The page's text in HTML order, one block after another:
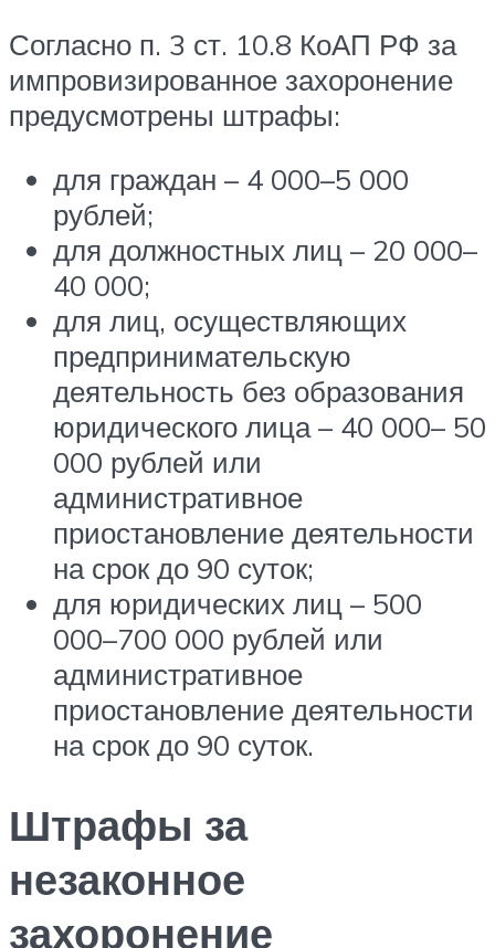
Согласно п. 3 ст. 10.8 КоАП РФ за
импровизированное захоронение
предусмотрены штрафы:
для граждан – 4 000–5 000
рублей;
для должностных лиц – 20 000–
40 000;
для лиц, осуществляющих
предпринимательскую
деятельность без образования
юридического лица – 40 000– 50
000 рублей или
административное
приостановление деятельности
на срок до 90 суток;
для юридических лиц – 500
000–700 000 рублей или
административное
приостановление деятельности
на срок до 90 суток.
Штрафы за
незаконное
захоронение